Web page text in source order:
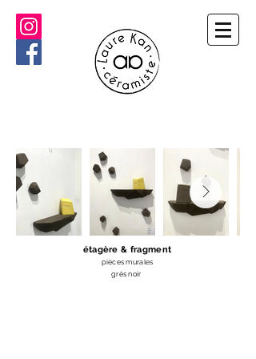
étagère & fragment
pièces murales
grès noir